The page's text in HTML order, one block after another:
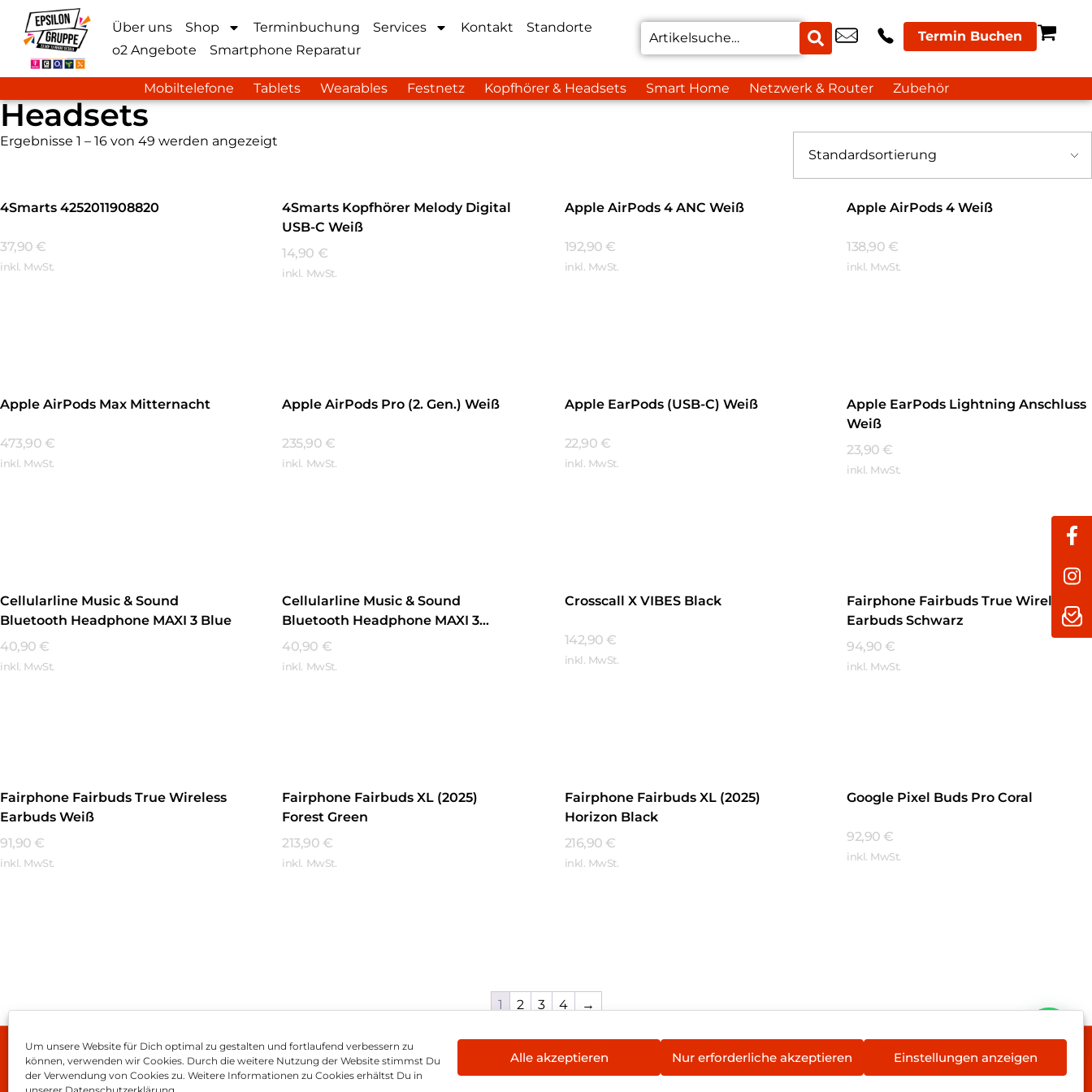
Um unsere Website für Dich optimal zu gestalten und fortlaufend verbessern zu
können, verwenden wir Cookies. Durch die weitere Nutzung der Website stimmst Du
der Verwendung von Cookies zu. Weitere Informationen zu Cookies erhältst Du in
Alle akzeptieren Nur erforderliche akzeptieren Einstellungen anzeigen
Über uns Shop Terminbuchung Services Kontakt
Standorte
o2 Angebote
Smartphone Reparatur
Termin Buchen
Mobiltelefone Tablets Wearables Festnetz Kopfhörer & Headsets Smart Home Netzwerk & Router Zubehör
Headsets
Ergebnisse 1 – 16 von 49 werden angezeigt
4Smarts 4252011908820
37,90 €
inkl. MwSt.
4Smarts Kopfhörer Melody Digital
USB-C Weiß
14,90 €
inkl. MwSt.
Apple AirPods 4 ANC Weiß
192,90 €
inkl. MwSt.
Apple AirPods 4 Weiß
138,90 €
inkl. MwSt.
Apple AirPods Max Mitternacht
473,90 €
inkl. MwSt.
Apple AirPods Pro (2. Gen.) Weiß
235,90 €
inkl. MwSt.
Apple EarPods (USB-C) Weiß
22,90 €
inkl. MwSt.
Apple EarPods Lightning Anschluss
Weiß
23,90 €
inkl. MwSt.
Cellularline Music & Sound
Bluetooth Headphone MAXI 3 Blue
40,90 €
inkl. MwSt.
Cellularline Music & Sound
Bluetooth Headphone MAXI 3
Purple
40,90 €
inkl. MwSt.
Crosscall X VIBES Black
142,90 €
inkl. MwSt.
Fairphone Fairbuds True Wireless
Earbuds Schwarz
94,90 €
inkl. MwSt.
Fairphone Fairbuds True Wireless
Earbuds Weiß
91,90 €
inkl. MwSt.
Fairphone Fairbuds XL (2025)
Forest Green
213,90 €
inkl. MwSt.
Fairphone Fairbuds XL (2025)
Horizon Black
216,90 €
inkl. MwSt.
Google Pixel Buds Pro Coral
92,90 €
inkl. MwSt.
1 2 3 4 →
Impressum AGB Datenschutz Vertrag widerrufen Hinweis zur Batterieentsorgung Newsletter